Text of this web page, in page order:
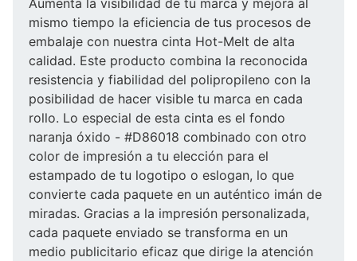
mismo tiempo la eficiencia de tus procesos de
embalaje con nuestra cinta Hot-Melt de alta
calidad. Este producto combina la reconocida
resistencia y fiabilidad del polipropileno con la
posibilidad de hacer visible tu marca en cada
rollo. Lo especial de esta cinta es el fondo
naranja óxido - #D86018 combinado con otro
color de impresión a tu elección para el
estampado de tu logotipo o eslogan, lo que
convierte cada paquete en un auténtico imán de
miradas. Gracias a la impresión personalizada,
cada paquete enviado se transforma en un
medio publicitario eficaz que dirige la atención